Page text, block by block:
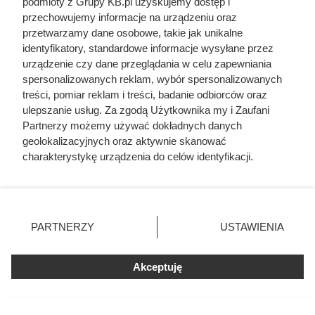
końcowych.
przechowujemy informacje na urządzeniu oraz
przetwarzamy dane osobowe, takie jak unikalne
identyfikatory, standardowe informacje wysyłane przez
urządzenie czy dane przeglądania w celu zapewniania
spersonalizowanych reklam, wybór spersonalizowanych
treści, pomiar reklam i treści, badanie odbiorców oraz
ulepszanie usług. Za zgodą Użytkownika my i Zaufani
Partnerzy możemy używać dokładnych danych
geolokalizacyjnych oraz aktywnie skanować
charakterystykę urządzenia do celów identyfikacji.
zmienić/wycofać klikając przycisk ustawień prywatności
znajdujący się w lewym dolnym rogu strony. Niektóre
użytkownika, ale masz prawo sprzeciwić się takiemu
przetwarzaniu. Preferencje będą miały zastosowania tylko
PARTNERZY USTAWIENIA
Akceptuję